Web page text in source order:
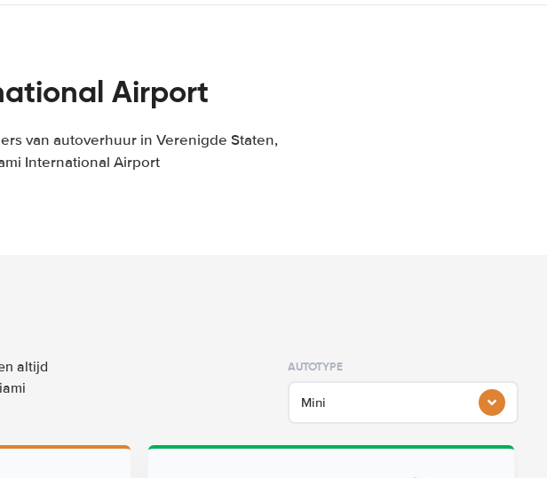
Airport
van autoverhuur in Verenigde Staten,
International Airport
altijd
AUTOTYPE
Mini